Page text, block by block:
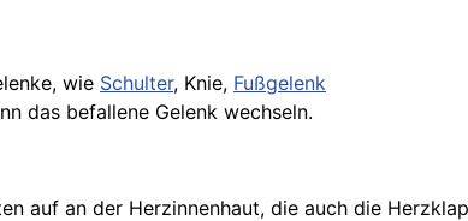
wie Schulter, Knie, Fußgelenk
das befallene Gelenk wechseln.
auf an der Herzinnenhaut, die auch die